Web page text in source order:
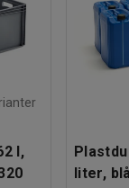
l,
liter,